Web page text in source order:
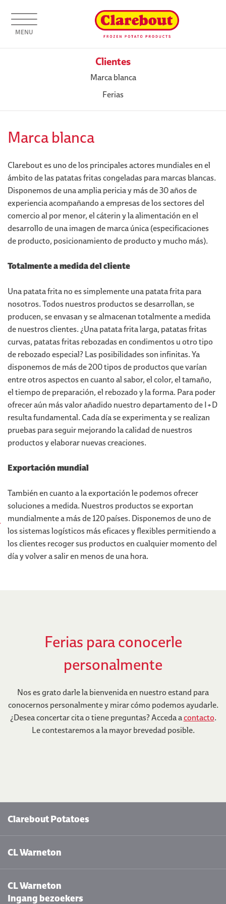
MENU
Clientes
Marca blanca
Ferias
Marca blanca
Clarebout es uno de los principales actores mundiales en el
ámbito de las patatas fritas congeladas para marcas blancas.
Disponemos de una amplia pericia y más de 30 años de
experiencia acompañando a empresas de los sectores del
comercio al por menor, el cáterin y la alimentación en el
desarrollo de una imagen de marca única (especificaciones
de producto, posicionamiento de producto y mucho más).
Totalmente a medida del cliente
Una patata frita no es simplemente una patata frita para
nosotros. Todos nuestros productos se desarrollan, se
producen, se envasan y se almacenan totalmente a medida
de nuestros clientes. ¿Una patata frita larga, patatas fritas
curvas, patatas fritas rebozadas en condimentos u otro tipo
de rebozado especial? Las posibilidades son infinitas. Ya
disponemos de más de 200 tipos de productos que varían
entre otros aspectos en cuanto al sabor, el color, el tamaño,
el tiempo de preparación, el rebozado y la forma. Para poder
ofrecer aún más valor añadido nuestro departamento de I+D
resulta fundamental. Cada día se experimenta y se realizan
pruebas para seguir mejorando la calidad de nuestros
productos y elaborar nuevas creaciones.
Exportación mundial
También en cuanto a la exportación le podemos ofrecer
soluciones a medida. Nuestros productos se exportan
mundialmente a más de 120 países. Disponemos de uno de
los sistemas logísticos más eficaces y flexibles permitiendo a
los clientes recoger sus productos en cualquier momento del
día y volver a salir en menos de una hora.
Ferias para conocerle
personalmente
Nos es grato darle la bienvenida en nuestro estand para
conocernos personalmente y mirar cómo podemos ayudarle.
¿Desea concertar cita o tiene preguntas? Acceda acontacto.
Le contestaremos a la mayor brevedad posible.
Clarebout Potatoes
CL Warneton
CL Warneton
Ingang bezoekers